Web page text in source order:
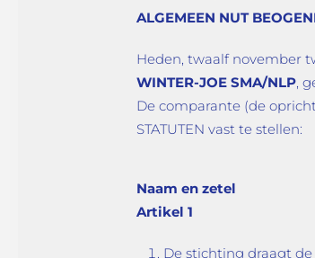
ALGEMEEN NUT
Heden, twaalf november
WINTER-JOE SMA/NLP,
De comparante (de
STATUTEN vast te stellen:
Naam en zetel
Artikel 1
De stichting draagt de